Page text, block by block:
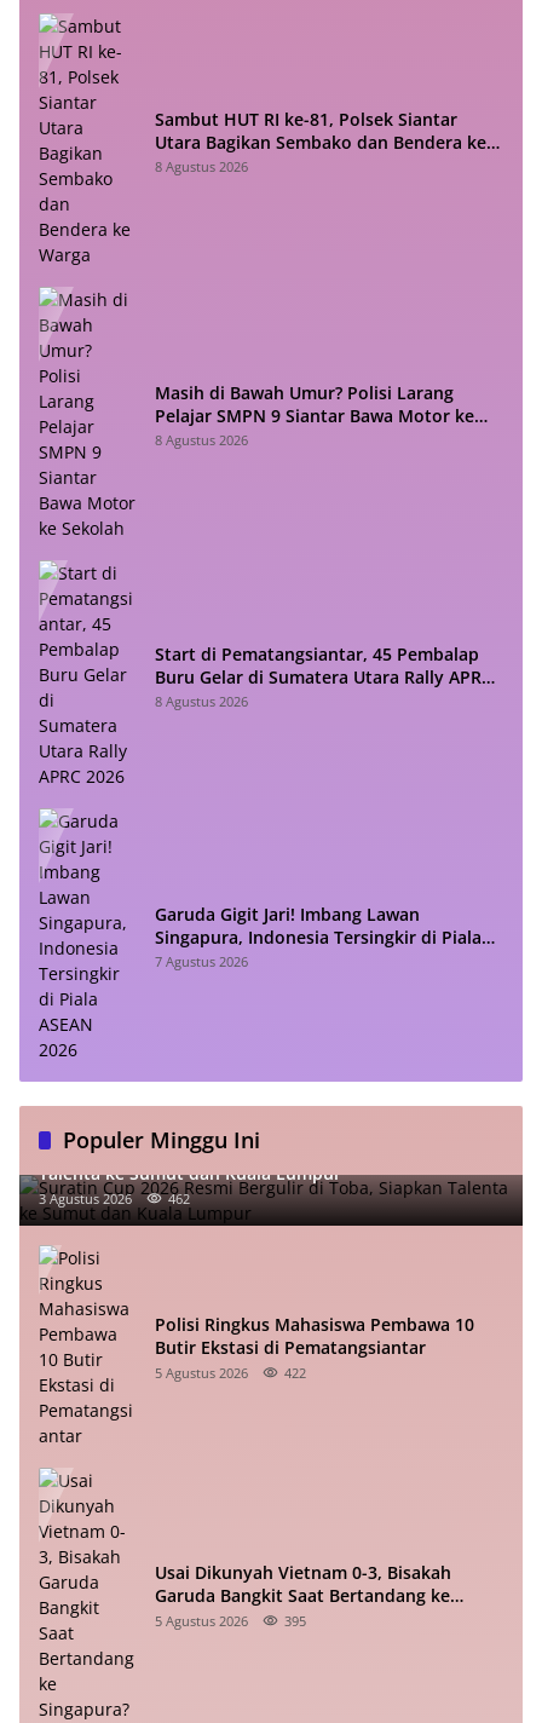
Sambut HUT RI ke-81, Polsek Siantar
Utara Bagikan Sembako dan Bendera ke
Warga
8 Agustus 2026
Masih di Bawah Umur? Polisi Larang
Pelajar SMPN 9 Siantar Bawa Motor ke
Sekolah
8 Agustus 2026
Start di Pematangsiantar, 45 Pembalap
Buru Gelar di Sumatera Utara Rally APRC
2026
8 Agustus 2026
Garuda Gigit Jari! Imbang Lawan
Singapura, Indonesia Tersingkir di Piala
ASEAN 2026
7 Agustus 2026
Populer Minggu Ini
Suratin Cup 2026 Resmi Bergulir di Toba, Siapkan
Talenta ke Sumut dan Kuala Lumpur
3 Agustus 2026 462
Polisi Ringkus Mahasiswa Pembawa 10
Butir Ekstasi di Pematangsiantar
5 Agustus 2026 422
Usai Dikunyah Vietnam 0-3, Bisakah
Garuda Bangkit Saat Bertandang ke
Singapura?
5 Agustus 2026 395